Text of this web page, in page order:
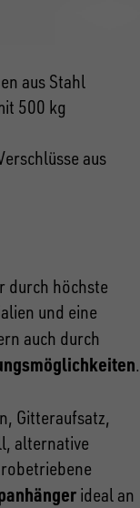
aus Stahl
500 kg
aus
durch höchste
und eine
auch durch
.
Gitteraufsatz,
alternative
ideal an